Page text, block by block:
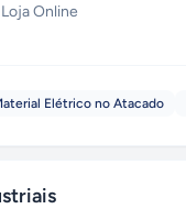
Loja Online
Elétrico no Atacado